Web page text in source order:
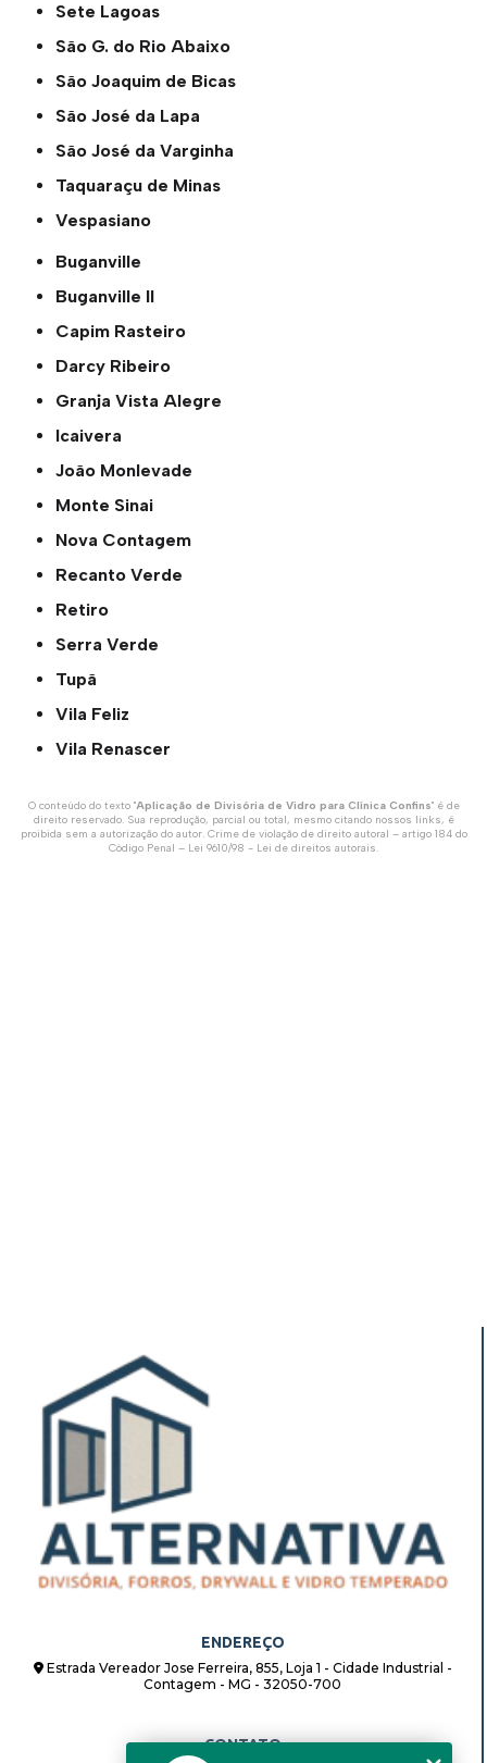
Sete Lagoas
São G. do Rio Abaixo
São Joaquim de Bicas
São José da Lapa
São José da Varginha
Taquaraçu de Minas
Vespasiano
Buganville
Buganville ll
Capim Rasteiro
Darcy Ribeiro
Granja Vista Alegre
Icaivera
João Monlevade
Monte Sinai
Nova Contagem
Recanto Verde
Retiro
Serra Verde
Tupã
Vila Feliz
Vila Renascer
O conteúdo do texto "Aplicação de Divisória de Vidro para Clínica Confins" é de
direito reservado. Sua reprodução, parcial ou total, mesmo citando nossos links, é
proibida sem a autorização do autor. Crime de violação de direito autoral – artigo 184 do
Código Penal – Lei 9610/98 - Lei de direitos autorais.
ENDEREÇO
Estrada Vereador Jose Ferreira, 855, Loja 1 - Cidade Industrial -
Contagem - MG - 32050-700
CONTATO